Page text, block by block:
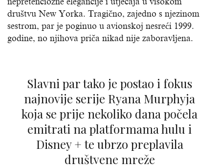
društvu New Yorka. Tragično, zajedno s njezinom
sestrom, par je poginuo u avionskoj nesreći 1999.
godine, no njihova priča nikad nije zaboravljena.
Slavni par tako je postao i fokus
najnovije serije Ryana Murphyja
koja se prije nekoliko dana počela
emitrati na platformama hulu i
Disney + te ubrzo preplavila
društvene mreže